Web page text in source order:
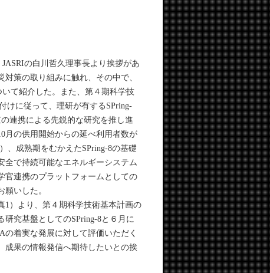
の白川哲久理事長より挨拶があ
策の取り組みに触れ、その中で、
て紹介した。また、第４期科学技
けに従って、理研が有するSPring-
連携による先鋭的な研究を推し進
月の供用開始からの延べ利用者数が
、成熟期をむかえたSPring-8の基礎
で持続可能なエネルギーシステム
官連携のプラットフォームとしての
いした。
）より、第４期科学技術基本計画の
究基盤としてのSPring-8と６月に
着実な発展に対して評価いただく
成果の情報発信へ期待したいとの挨